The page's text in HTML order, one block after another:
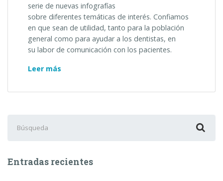
serie de nuevas infografías
sobre diferentes temáticas de interés. Confiamos
en que sean de utilidad, tanto para la población
general como para ayudar a los dentistas, en
su labor de comunicación con los pacientes.
Leer más
salud
Entradas recientes